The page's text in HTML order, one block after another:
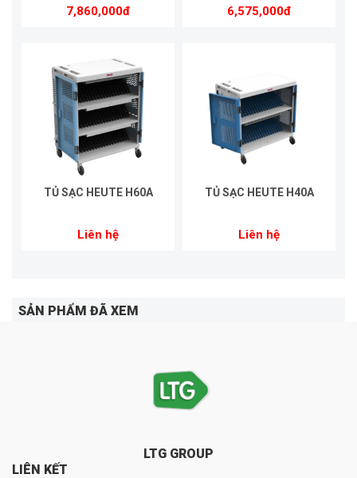
HEUTE | MODEL HE8610
7,860,000đ
HEUTE | MODEL HE5575
6,575,000đ
TỦ SẠC HEUTE H60A
Liên hệ
TỦ SẠC HEUTE H40A
Liên hệ
SẢN PHẨM ĐÃ XEM
LTG GROUP
LIÊN KẾT